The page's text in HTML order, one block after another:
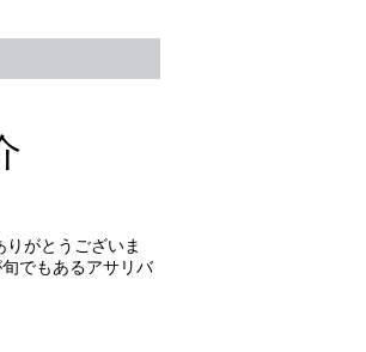
がとうございま
でもあるアサリバ